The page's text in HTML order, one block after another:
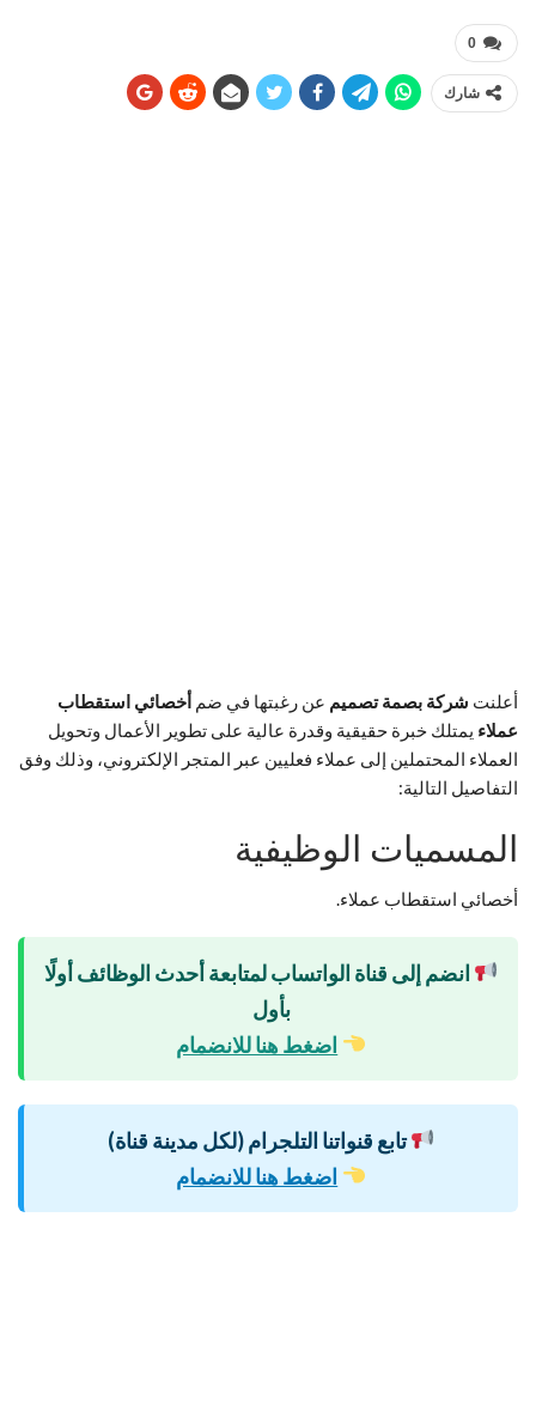
0
شارك
أعلنت شركة بصمة تصميم عن رغبتها في ضم أخصائي استقطاب
عملاء يمتلك خبرة حقيقية وقدرة عالية على تطوير الأعمال وتحويل
العملاء المحتملين إلى عملاء فعليين عبر المتجر الإلكتروني، وذلك وفق
التفاصيل التالية:
المسميات الوظيفية
أخصائي استقطاب عملاء.
انضم إلى قناة الواتساب لمتابعة أحدث الوظائف أولًا
بأول
اضغط هنا للانضمام
تابع قنواتنا التلجرام (لكل مدينة قناة)
اضغط هنا للانضمام